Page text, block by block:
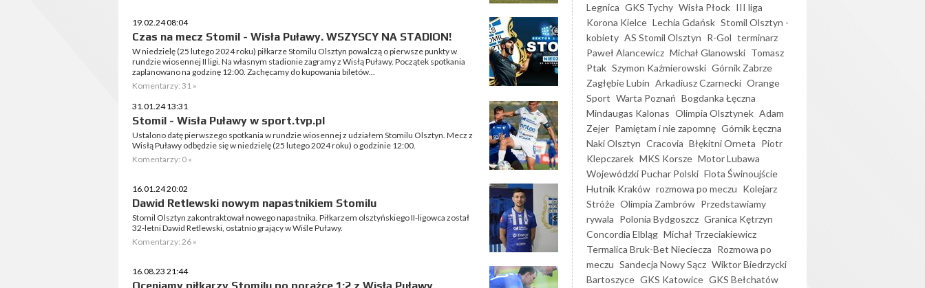
19.02.24 08:04
Czas na mecz Stomil - Wisła Puławy. WSZYSCY NA STADION!
W niedzielę (25 lutego 2024 roku) piłkarze Stomilu Olsztyn powalczą o pierwsze punkty w
rundzie wiosennej II ligi. Na własnym stadionie zagramy z Wisłą Puławy. Początek spotkania
zaplanowano na godzinę 12:00. Zachęcamy do kupowania biletów...
Komentarzy: 31 »
31.01.24 13:31
Stomil - Wisła Puławy w sport.tvp.pl
Ustalono datę pierwszego spotkania w rundzie wiosennej z udziałem Stomilu Olsztyn. Mecz z
Wisłą Puławy odbędzie się w niedzielę (25 lutego 2024 roku) o godzinie 12:00.
Komentarzy: 0 »
16.01.24 20:02
Dawid Retlewski nowym napastnikiem Stomilu
Stomil Olsztyn zakontraktował nowego napastnika. Piłkarzem olsztyńskiego II-ligowca został
32-letni Dawid Retlewski, ostatnio grający w Wiśle Puławy.
Komentarzy: 26 »
16.08.23 21:44
Legnica GKS Tychy Wisła Płock III liga
Korona Kielce Lechia Gdańsk Stomil Olsztyn -
kobiety AS Stomil Olsztyn R-Gol terminarz
Paweł Alancewicz Michał Glanowski Tomasz
Ptak Szymon Kaźmierowski Górnik Zabrze
Zagłębie Lubin Arkadiusz Czarnecki Orange
Sport Warta Poznań Bogdanka Łęczna
Mindaugas Kalonas Olimpia Olsztynek Adam
Zejer Pamiętam i nie zapomnę Górnik Łęczna
Naki Olsztyn Cracovia Błękitni Orneta Piotr
Klepczarek MKS Korsze Motor Lubawa
Wojewódzki Puchar Polski Flota Świnoujście
Hutnik Kraków rozmowa po meczu Kolejarz
Stróże Olimpia Zambrów Przedstawiamy
rywala Polonia Bydgoszcz Granica Kętrzyn
Concordia Elbląg Michał Trzeciakiewicz
Termalica Bruk-Bet Nieciecza Rozmowa po
meczu Sandecja Nowy Sącz Wiktor Biedrzycki
Bartoszyce GKS Katowice GKS Bełchatów